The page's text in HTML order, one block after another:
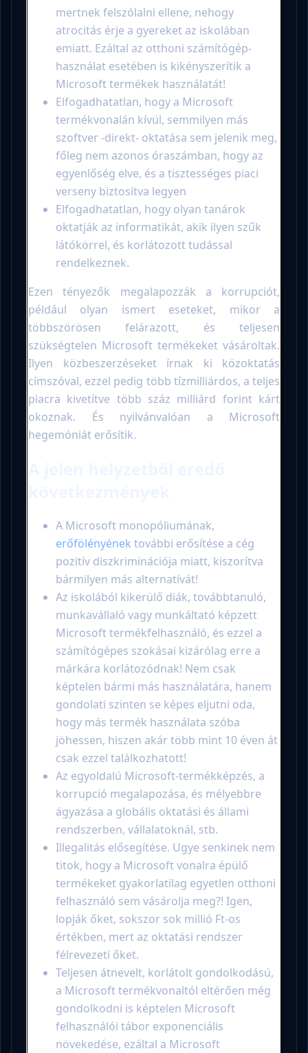
mertnek felszólalni ellene, nehogy
atrocitás érje a gyereket az iskolában
emiatt. Ezáltal az otthoni számítógép-
használat esetében is kikényszerítik a
Microsoft termékek használatát!
Elfogadhatatlan, hogy a Microsoft
termékvonalán kívül, semmilyen más
szoftver -direkt- oktatása sem jelenik meg,
főleg nem azonos óraszámban, hogy az
egyenlőség elve, és a tisztességes piaci
verseny biztosítva legyen
Elfogadhatatlan, hogy olyan tanárok
oktatják az informatikát, akik ilyen szűk
látókörrel, és korlátozott tudással
rendelkeznek.
Ezen tényezők megalapozzák a korrupciót,
például olyan ismert eseteket, mikor a
többszörösen felárazott, és teljesen
szükségtelen Microsoft termékeket vásároltak.
Ilyen közbeszerzéseket írnak ki közoktatás
címszóval, ezzel pedig több tízmilliárdos, a teljes
piacra kivetítve több száz milliárd forint kárt
okoznak. És nyilvánvalóan a Microsoft
hegemóniát erősítik.
A Microsoft monopóliumának,
erőfölényének további erősítése a cég
pozitív diszkriminációja miatt, kiszorítva
bármilyen más alternatívát!
Az iskolából kikerülő diák, továbbtanuló,
munkavállaló vagy munkáltató képzett
Microsoft termékfelhasználó, és ezzel a
számítógépes szokásai kizárólag erre a
márkára korlátozódnak! Nem csak
képtelen bármi más használatára, hanem
gondolati szinten se képes eljutni oda,
hogy más termék használata szóba
jöhessen, hiszen akár több mint 10 éven át
csak ezzel találkozhatott!
Az egyoldalú Microsoft-termékképzés, a
korrupció megalapozása, és mélyebbre
ágyazása a globális oktatási és állami
rendszerben, vállalatoknál, stb.
Illegalitás elősegítése. Ugye senkinek nem
titok, hogy a Microsoft vonalra épülő
termékeket gyakorlatilag egyetlen otthoni
felhasználó sem vásárolja meg?! Igen,
lopják őket, sokszor sok millió Ft-os
értékben, mert az oktatási rendszer
félrevezeti őket.
Teljesen átnevelt, korlátolt gondolkodású,
a Microsoft termékvonaltól eltérően még
gondolkodni is képtelen Microsoft
felhasználói tábor exponenciális
növekedése, ezáltal a Microsoft